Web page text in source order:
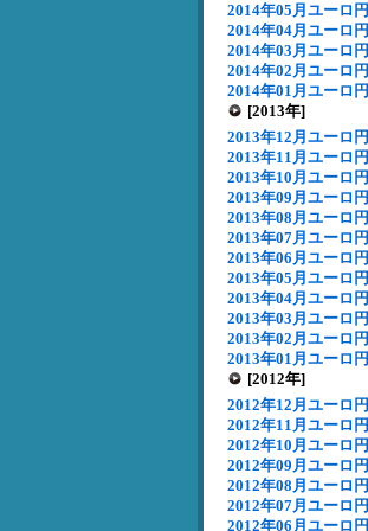
2014年05月ユーロ円
2014年04月ユーロ円
2014年03月ユーロ円
2014年02月ユーロ円
2014年01月ユーロ円
[2013年]
2013年12月ユーロ円
2013年11月ユーロ円
2013年10月ユーロ円
2013年09月ユーロ円
2013年08月ユーロ円
2013年07月ユーロ円
2013年06月ユーロ円
2013年05月ユーロ円
2013年04月ユーロ円
2013年03月ユーロ円
2013年02月ユーロ円
2013年01月ユーロ円
[2012年]
2012年12月ユーロ円
2012年11月ユーロ円
2012年10月ユーロ円
2012年09月ユーロ円
2012年08月ユーロ円
2012年07月ユーロ円
2012年06月ユーロ円